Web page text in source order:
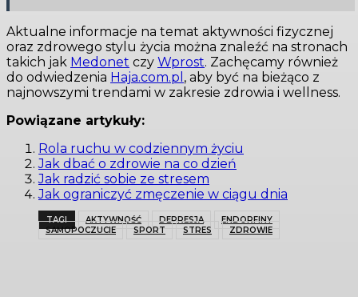
Aktualne informacje na temat aktywności fizycznej
oraz zdrowego stylu życia można znaleźć na stronach
takich jak Medonet czy Wprost. Zachęcamy również
do odwiedzenia Haja.com.pl , aby być na bieżąco z
najnowszymi trendami w zakresie zdrowia i wellness.
Powiązane artykuły:
Rola ruchu w codziennym życiu
Jak dbać o zdrowie na co dzień
Jak radzić sobie ze stresem
Jak ograniczyć zmęczenie w ciągu dnia
TAGI AKTYWNOŚĆ DEPRESJA
ENDORFINY
SAMOPOCZUCIE
SPORT STRES ZDROWIE